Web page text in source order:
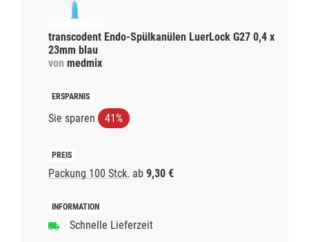
transcodent Endo-Spülkanülen LuerLock G27 0,4 x
23mm blau
von medmix
Sie sparen 41%
Packung 100 Stck. ab 9,30 €
Schnelle Lieferzeit